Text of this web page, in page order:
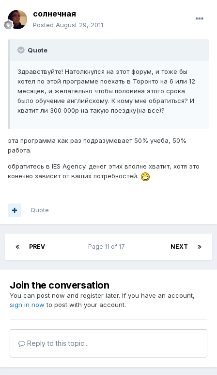
солнечная
Posted August 29, 2011
Quote
Здравствуйте! Натолкнулся на этот форум, и тоже бы
хотел по этой программе поехать в Торонто на 6 или 12
месяцев, и желательно чтобы половина этого срока
было обучение английскому. К кому мне обратиться? И
хватит ли 300 000р на такую поездку(на все)?
эта программа как раз подразумевает 50% учеба, 50%
работа.
обратитесь в IES Agency. денег этих вполне хватит, хотя это
конечно зависит от ваших потребностей.
Quote
PREV NEXT
Page 11 of 17
Join the conversation
You can post now and register later. If you have an account,
sign in now to post with your account.
Reply to this topic...